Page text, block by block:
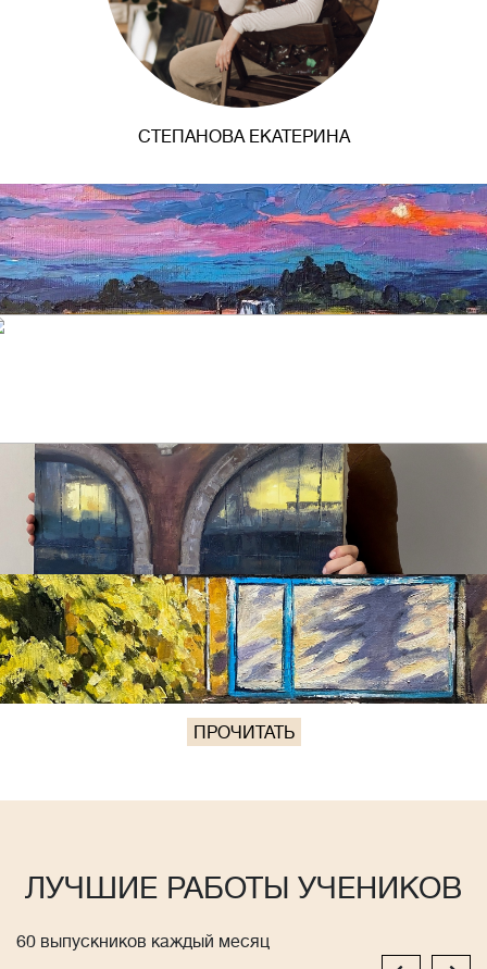
СТЕПАНОВА ЕКАТЕРИНА
ПРОЧИТАТЬ
ЛУЧШИЕ РАБОТЫ УЧЕНИКОВ
60 выпускников каждый месяц